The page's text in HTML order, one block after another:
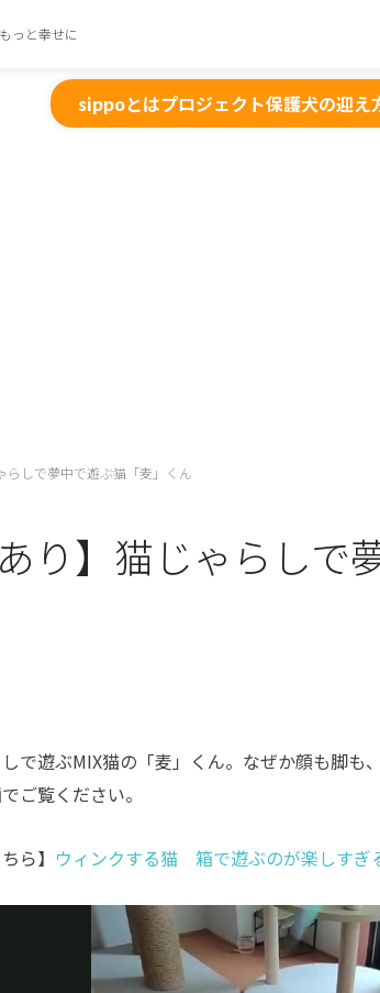
っと幸せに
sippoとはプロジェクト保護犬の迎え
らしで夢中で遊ぶ猫「麦」くん
あり】猫じゃらしで
で遊ぶMIX猫の「麦」くん。なぜか顔も脚も
ご覧ください。
ら】 ウィンクする猫 箱で遊ぶのが楽しすぎ